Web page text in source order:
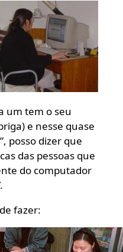
um tem o seu
e nesse quase
posso dizer que
das pessoas que
do computador
fazer: